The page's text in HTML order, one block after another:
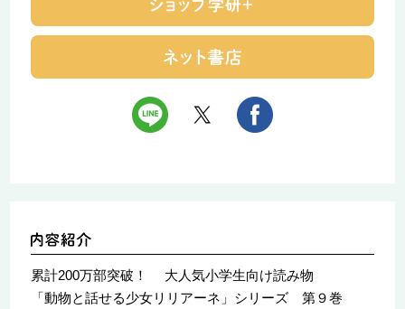
累計200万部突破！ 大人気小学生向け読み物
「動物と話せる少女リリアーネ」シリーズ 第９巻